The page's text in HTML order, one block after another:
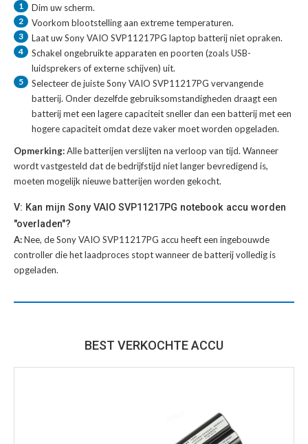
1 Dim uw scherm.
2 Voorkom blootstelling aan extreme temperaturen.
3 Laat uwSony VAIO SVP11217PG laptop batterijniet opraken.
4
Schakel ongebruikte apparaten en poorten (zoals USB-
luidsprekers of externe schijven) uit.
5 Selecteer de juisteSony VAIO SVP11217PG vervangende
batterij. Onder dezelfde gebruiksomstandigheden draagt een
batterij met een lagere capaciteit sneller dan een batterij met een
hogere capaciteit omdat deze vaker moet worden opgeladen.
Opmerking:Alle batterijen verslijten na verloop van tijd. Wanneer
wordt vastgesteld dat de bedrijfstijd niet langer bevredigend is,
moeten mogelijk nieuwe batterijen worden gekocht.
V: Kan mijn Sony VAIO SVP11217PG notebook accu worden
"overladen"?
A:Nee, de Sony VAIO SVP11217PG accu heeft een ingebouwde
controller die het laadproces stopt wanneer de batterij volledig is
opgeladen.
BEST VERKOCHTE ACCU